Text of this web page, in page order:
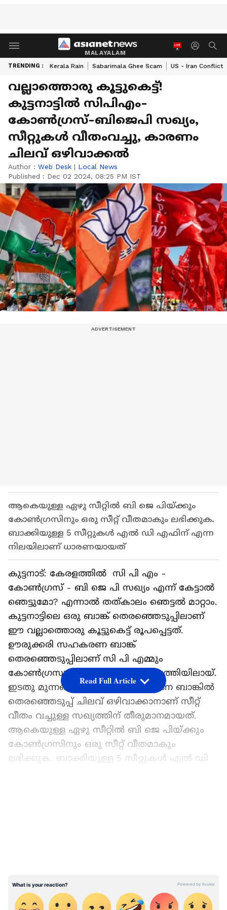
MALAYALAM
TRENDING : Kerala Rain Sabarimala Ghee Scam US - Iran Conflict
വല്ലാത്തൊരു കൂട്ടുകെട്ട്!
കുട്ടനാട്ടിൽ സിപിഎം-
കോൺഗ്രസ്-ബിജെപി സഖ്യം,
സീറ്റുകൾ വീതംവച്ചു, കാരണം
ചിലവ് ഒഴിവാക്കൽ
Author : Web Desk | Local News
Published : Dec 02 2024, 08:25 PM IST
ആകെയുള്ള ഏഴു സീറ്റിൽ ബി ജെ പിയ്ക്കും
കോൺഗ്രസിനും ഒരു സീറ്റ് വീതമാകും ലഭിക്കുക.
ബാക്കിയുള്ള 5 സീറ്റുകൾ എൽ ഡി എഫിന് എന്ന
നിലയിലാണ് ധാരണയായത്
കുട്ടനാട്: കേരളത്തിൽ സി പി എം -
കോൺഗ്രസ്‌ - ബി ജെ പി സഖ്യം എന്ന് കേട്ടാൽ
ഞെട്ടുമോ? എന്നാൽ തത്കാലം ഞെട്ടൽ മാറ്റാം.
കുട്ടനാട്ടിലെ ഒരു ബാങ്ക് തെരഞ്ഞെടുപ്പിലാണ്
ഈ വല്ലാത്തൊരു കൂട്ടുകെട്ട് രൂപപ്പെട്ടത്.
ഊരുക്കരി സഹകരണ ബാങ്ക്
തെരഞ്ഞെടുപ്പിലാണ് സി പി എമ്മും
കോൺഗ്രസും ബി ജെ പിയും സഖ്യത്തിയിലായ്.
ഇടതു മുന്നണി ഭരിക്കുന്ന സഹകരണ ബാങ്കിൽ
തെരഞ്ഞെടുപ്പ് ചിലവ് ഒഴിവാക്കാനാണ് സീറ്റ്
വീതം വച്ചുള്ള സഖ്യത്തിന് തീരുമാനമായത്.
ആകെയുള്ള ഏഴു സീറ്റിൽ ബി ജെ പിയ്ക്കും
കോൺഗ്രസിനും ഒരു സീറ്റ് വീതമാകും
ലഭിക്കുക. ബാക്കിയുള്ള 5 സീറ്റുകൾ എൽ ഡി
എൽ ഡി എഫിന്‍റെ അഞ്ച് സീറ്റുകളിൽ മൂന്ന്
എണ്ണം സി പി എമ്മിനും രണ്ട് സീറ്റ് കേരള
Read Full Article